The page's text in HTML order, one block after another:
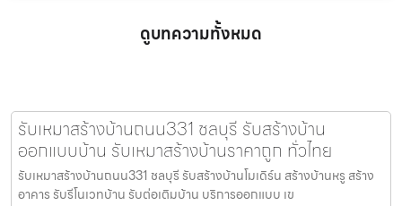
ดูบทความทั้งหมด
รับเหมาสร้างบ้านถนน331 ชลบุรี รับสร้างบ้าน
ออกแบบบ้าน รับเหมาสร้างบ้านราคาถูก ทั่วไทย
รับเหมาสร้างบ้านถนน331 ชลบุรี รับสร้างบ้านโมเดิร์น สร้างบ้านหรู สร้าง
อาคาร รับรีโนเวทบ้าน รับต่อเติมบ้าน บริการออกแบบ เข